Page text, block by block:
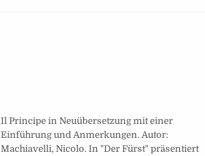
Il Principe in Neuübersetzung mit einer
Einführung und Anmerkungen. Autor:
Machiavelli, Nicolo. In "Der Fürst" präsentiert